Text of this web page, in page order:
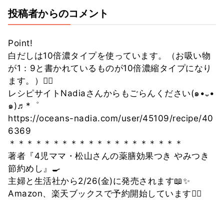
投稿者からのコメント
Point!
白だしは10倍濃タイプを使っています。（お吸い物
が1：9と書かれているものが10倍濃縮タイプになり
ます。）💁‍♀️
レシピサイトNadiaさんからもごらんください(๑•᎑•
๑)♬*゜
https://oceans-nadia.com/user/45109/recipe/40
6369
＊＊＊＊＊＊＊＊＊＊＊＊＊＊＊＊＊＊＊＊
著者『4児ママ・松山さんの薬膳効果つき やみつき
節約めし』🍳
主婦と生活社から2/26(金)に発売されます📖✨
Amazon、楽天ブックスで予約開始しています🙇‍♀️